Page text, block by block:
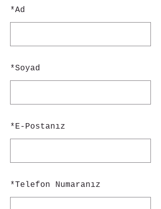
*Ad
*Soyad
*E-Postanız
*Telefon Numaranız